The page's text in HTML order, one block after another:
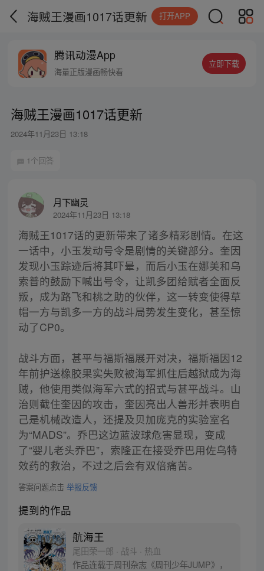
海贼王漫画1017话更新 打开APP
腾讯动漫App
海量正版漫画畅快看
立即下载
海贼王漫画1017话更新
2024年11月23日 13:18
1个回答
月下幽灵
2024年11月23日 13:18
海贼王1017话的更新带来了诸多精彩剧情。在这
一话中，小玉发动号令是剧情的关键部分。奎因
发现小玉踪迹后将其吓晕，而后小玉在娜美和乌
索普的鼓励下喊出号令，让凯多团给赋者全面反
叛，成为路飞和桃之助的伙伴，这一转变使得草
帽一方与凯多一方的战斗局势发生变化，甚至惊
动了CP0。
战斗方面，甚平与福斯福展开对决，福斯福因12
年前护送橡胶果实失败被海军抓住后越狱成为海
贼，他使用类似海军六式的招式与甚平战斗。山
治则截住奎因的攻击，奎因亮出人兽形并表明自
己是机械改造人，还提及贝加庞克的实验室名
为“MADS”。乔巴这边蓝波球危害显现，变成
了“婴儿老头乔巴”，索隆正在接受乔巴用佐乌特
效药的救治，不过之后会有双倍痛苦。
答案问题点击 举报反馈
提到的作品
航海王
尾田荣一郎 · 战斗 · 热血
作品连载于周刊杂志《周刊少年JUMP》，